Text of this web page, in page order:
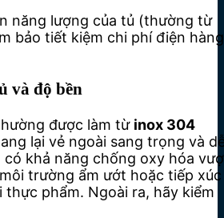
năng lượng của tủ (thường từ
bảo tiết kiệm chi phí điện hàng
và độ bền
được làm từ inox 304
lại vẻ ngoài sang trọng và
có khả năng chống oxy hóa
trường ẩm ướt hoặc tiếp xúc
phẩm. Ngoài ra, hãy kiểm